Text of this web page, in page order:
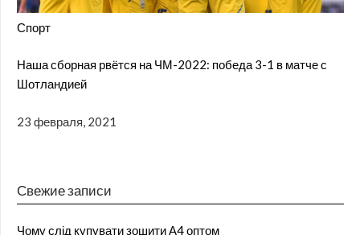
Спорт
Наша сборная рвётся на ЧМ-2022: победа 3-1 в матче с
Шотландией
23 февраля, 2021
Свежие записи
Чому слід купувати зошити А4 оптом